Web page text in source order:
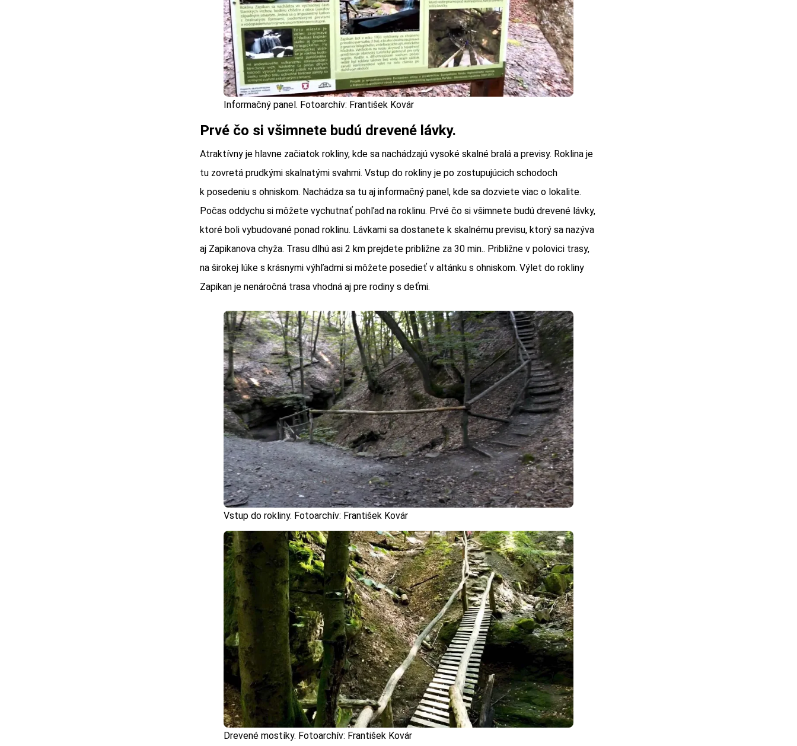
Informačný panel. Fotoarchív: František Kovár
Prvé čo si všimnete budú drevené lávky.
Atraktívny je hlavne začiatok rokliny, kde sa nachádzajú vysoké skalné bralá a previsy. Roklina je
tu zovretá prudkými skalnatými svahmi. Vstup do rokliny je po zostupujúcich schodoch
k posedeniu s ohniskom. Nachádza sa tu aj informačný panel, kde sa dozviete viac o lokalite.
Počas oddychu si môžete vychutnať pohľad na roklinu. Prvé čo si všimnete budú drevené lávky,
ktoré boli vybudované ponad roklinu. Lávkami sa dostanete k skalnému previsu, ktorý sa nazýva
aj Zapikanova chyža. Trasu dlhú asi 2 km prejdete približne za 30 min.. Približne v polovici trasy,
na širokej lúke s krásnymi výhľadmi si môžete posedieť v altánku s ohniskom. Výlet do rokliny
Zapikan je nenáročná trasa vhodná aj pre rodiny s deťmi.
Vstup do rokliny. Fotoarchív: František Kovár
Drevené mostíky. Fotoarchív: František Kovár